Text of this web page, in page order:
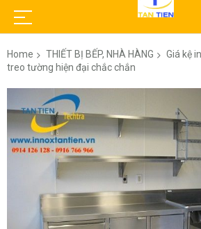
Home THIẾT BỊ BẾP, NHÀ HÀNG Giá kệ
treo tường hiện đại chắc chắn
the
end
of
the